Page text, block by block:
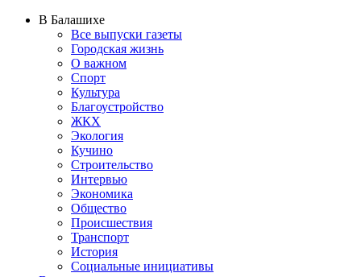
В Балашихе
Все выпуски газеты
Городская жизнь
О важном
Спорт
Культура
Благоустройство
ЖКХ
Экология
Кучино
Строительство
Интервью
Экономика
Общество
Происшествия
Транспорт
История
Социальные инициативы